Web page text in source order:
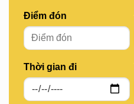
Điểm đón
Thời gian đi